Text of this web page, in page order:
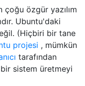
çoğu özgür yazılım
Ubuntu'daki
(Hiçbiri bir tane
projesi , mümkün
tarafından
sistem üretmeyi